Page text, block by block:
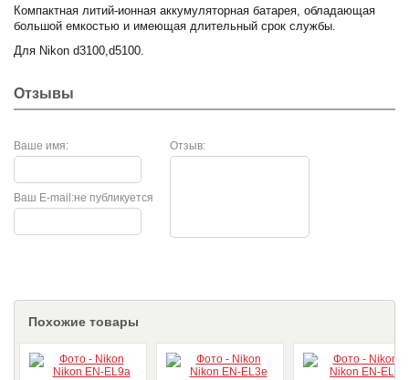
Компактная литий-ионная аккумуляторная батарея, обладающая
большой емкостью и имеющая длительный срок службы.
Для Nikon d3100,d5100.
Отзывы
Ваше имя: Отзыв:
не публикуется
Ваш E-mail:
Похожие товары